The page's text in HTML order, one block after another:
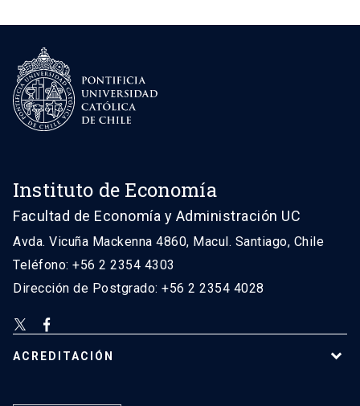
Instituto de Economía
Facultad de Economía y Administración UC
Avda. Vicuña Mackenna 4860, Macul. Santiago, Chile
Teléfono: +56 2 2354 4303
Dirección de Postgrado: +56 2 2354 4028
ACREDITACIÓN